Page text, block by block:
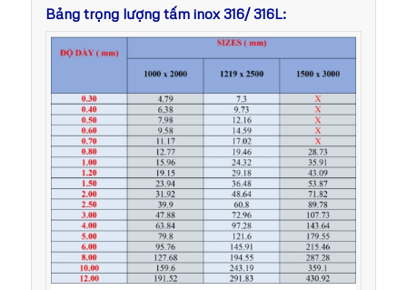
Bảng trọng lượng tấm inox 316/ 316L: